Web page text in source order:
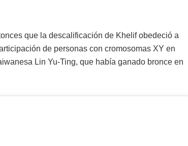
que la descalificación de Khelif obedeció a
de personas con cromosomas XY en
Lin Yu-Ting, que había ganado bronce en